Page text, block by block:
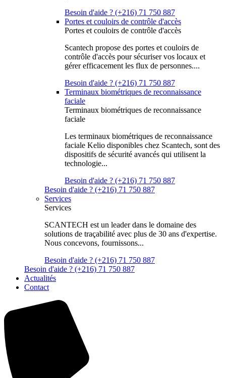
Besoin d'aide ? (+216) 71 750 887
Portes et couloirs de contrôle d'accès
Portes et couloirs de contrôle d'accès
Scantech propose des portes et couloirs de
contrôle d'accès pour sécuriser vos locaux et
gérer efficacement les flux de personnes....
Besoin d'aide ? (+216) 71 750 887
Terminaux biométriques de reconnaissance
faciale
Terminaux biométriques de reconnaissance
faciale
Les terminaux biométriques de reconnaissance
faciale Kelio disponibles chez Scantech, sont des
dispositifs de sécurité avancés qui utilisent la
technologie...
Besoin d'aide ? (+216) 71 750 887
Besoin d'aide ? (+216) 71 750 887
Services
Services
SCANTECH est un leader dans le domaine des
solutions de traçabilité avec plus de 30 ans d'expertise.
Nous concevons, fournissons...
Besoin d'aide ? (+216) 71 750 887
Besoin d'aide ? (+216) 71 750 887
Actualités
Contact